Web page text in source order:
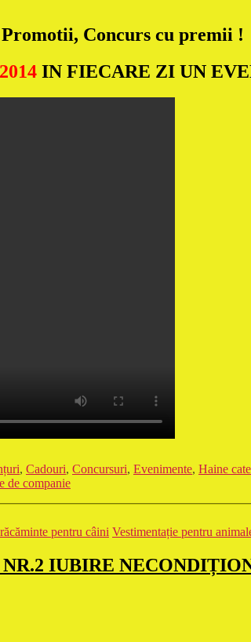
Concurs cu premii !
IN FIECARE ZI UN
, Cadouri, Concursuri, Evenimente, Haine
de companie
pentru câini Vestimentație pentru
IUBIRE